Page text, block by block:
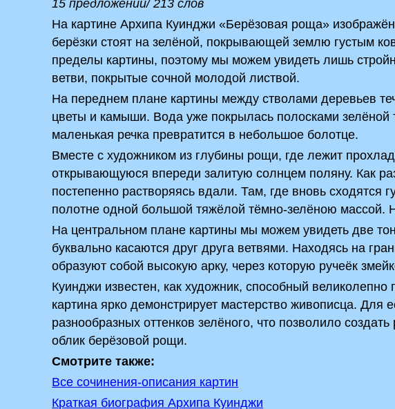
15 предложений/ 213 слов
На картине Архипа Куинджи «Берёзовая роща»
берёзки стоят на зелёной, покрывающей землю густым
пределы картины, поэтому мы можем увидеть лишь
ветви, покрытые сочной молодой листвой.
На переднем плане картины между стволами деревьев
цветы и камыши. Вода уже покрылась полосками зелёной
маленькая речка превратится в небольшое болотце.
Вместе с художником из глубины рощи, где лежит
открывающуюся впереди залитую солнцем поляну. Как
постепенно растворяясь вдали. Там, где вновь сходятся
полотне одной большой тяжёлой тёмно-зелёною массой.
На центральном плане картины мы можем увидеть две
буквально касаются друг друга ветвями. Находясь на
образуют собой высокую арку, через которую ручеёк
Куинджи известен, как художник, способный великолепно
картина ярко демонстрирует мастерство живописца. Для
разнообразных оттенков зелёного, что позволило
облик берёзовой рощи.
Смотрите также:
Все сочинения-описания картин
Краткая биография Архипа Куинджи